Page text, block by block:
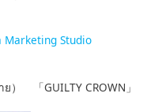
Marketing Studio
） 「GUILTY CROWN」